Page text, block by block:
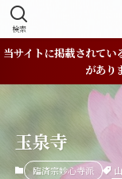
検索
当サイトに掲載されて
があり
玉泉寺
臨済宗妙心寺派